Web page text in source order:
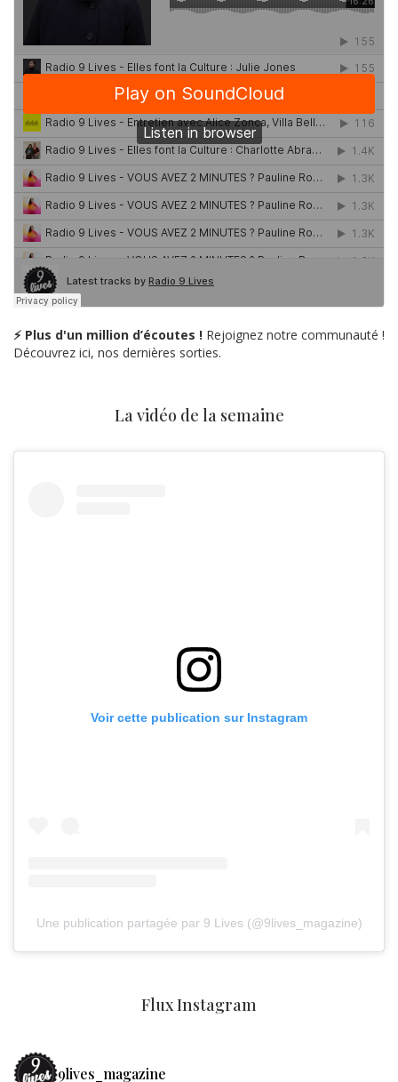
⚡ Plus d'un million d’écoutes ! Rejoignez notre communauté !
Découvrez ici, nos dernières sorties.
La vidéo de la semaine
Voir cette publication sur Instagram
Une publication partagée par 9 Lives (@9lives_magazine)
Flux Instagram
9lives_magazine